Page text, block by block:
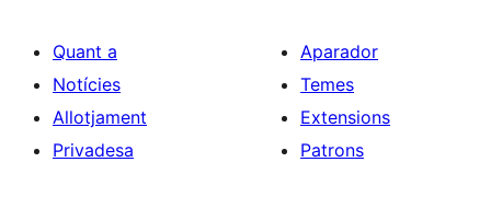
Quant a
Notícies
Allotjament
Privadesa
Aparador
Temes
Extensions
Patrons